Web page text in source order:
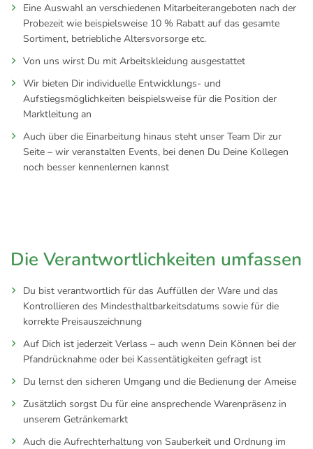
Eine Auswahl an verschiedenen Mitarbeiterangeboten nach der
Probezeit wie beispielsweise 10 % Rabatt auf das gesamte
Sortiment, betriebliche Altersvorsorge etc.
Von uns wirst Du mit Arbeitskleidung ausgestattet
Wir bieten Dir individuelle Entwicklungs- und
Aufstiegsmöglichkeiten beispielsweise für die Position der
Marktleitung an
Auch über die Einarbeitung hinaus steht unser Team Dir zur
Seite – wir veranstalten Events, bei denen Du Deine Kollegen
noch besser kennenlernen kannst
Die Verantwortlichkeiten umfassen
Du bist verantwortlich für das Auffüllen der Ware und das
Kontrollieren des Mindesthaltbarkeitsdatums sowie für die
korrekte Preisauszeichnung
Auf Dich ist jederzeit Verlass – auch wenn Dein Können bei der
Pfandrücknahme oder bei Kassentätigkeiten gefragt ist
Du lernst den sicheren Umgang und die Bedienung der Ameise
Zusätzlich sorgst Du für eine ansprechende Warenpräsenz in
unserem Getränkemarkt
Auch die Aufrechterhaltung von Sauberkeit und Ordnung im